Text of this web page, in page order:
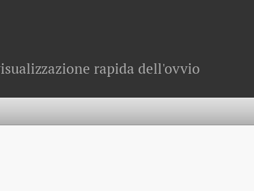
rapida dell'ovvio